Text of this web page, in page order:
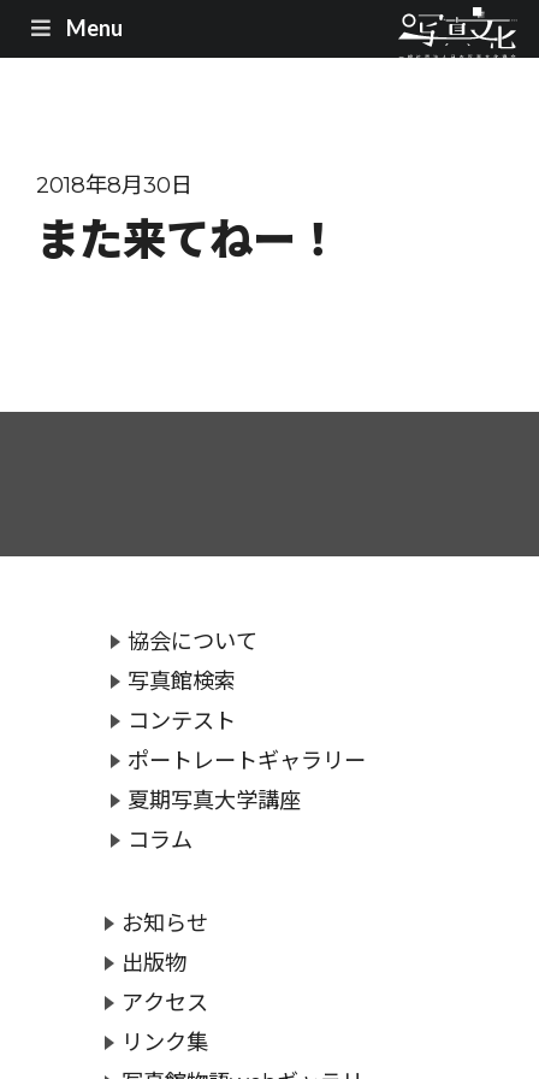
Menu
2018年8月30日
また来てねー！
協会について
写真館検索
コンテスト
ポートレートギャラリー
夏期写真大学講座
コラム
お知らせ
出版物
アクセス
リンク集